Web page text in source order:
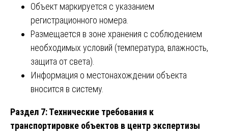
Объект маркируется с указанием
регистрационного номера.
Размещается в зоне хранения с соблюдением
необходимых условий (температура, влажность,
защита от света).
Информация о местонахождении объекта
вносится в систему.
Раздел 7: Технические требования к
транспортировке объектов в центр экспертизы